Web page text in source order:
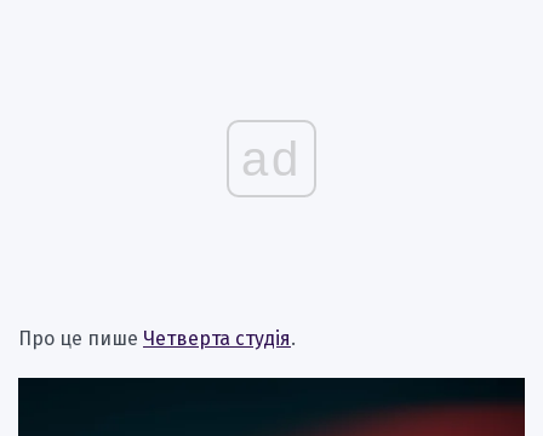
ad
Про це пише Четверта студія.